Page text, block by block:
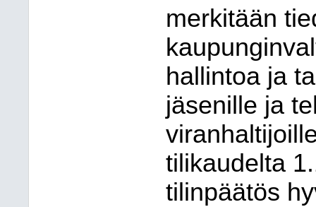
merkitään
hallintoa ja
jäsenille ja
tilikaudelta
tilinpäätös